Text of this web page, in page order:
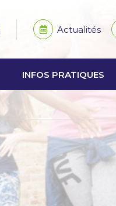
Actualités
INFOS PRATIQUES